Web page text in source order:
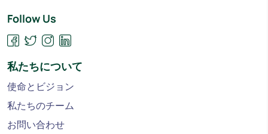
Follow Us
私たちについて
使命とビジョン
私たちのチーム
お問い合わせ